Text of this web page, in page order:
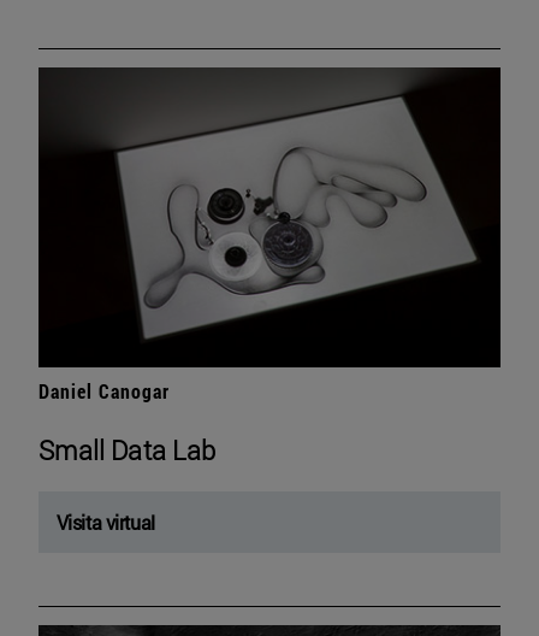
Daniel Canogar
Small Data Lab
Visita virtual